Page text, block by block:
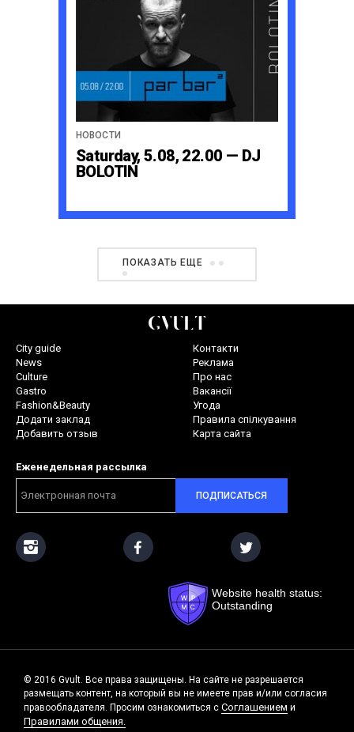
НОВОСТИ
Saturday, 5.08, 22.00 — DJ
BOLOTIN
ПОКАЗАТЬ ЕЩЕ
City guide
News
Culture
Gastro
Fashion&Beauty
Додати заклад
Добавить отзыв
Контакти
Реклама
Про нас
Вакансії
Угода
Правила спілкування
Карта сайта
Еженедельная рассылка
ПОДПИСАТЬСЯ
Website health status:
Outstanding
© 2016 Gvult. Все права защищены. На сайте не разрешается
размещать контент, на который вы не имеете прав и/или согласия
правообладателя. Просим ознакомиться с Соглашением и
Правилами общения.